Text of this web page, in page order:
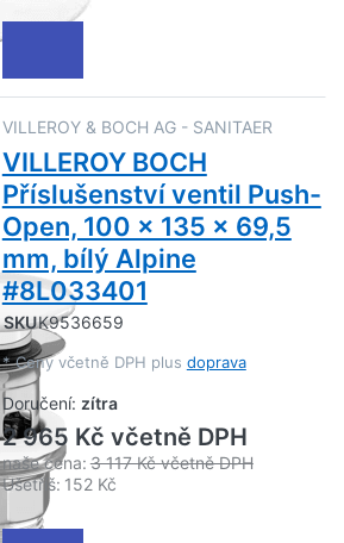
VILLEROY & BOCH AG - SANITAER
VILLEROY BOCH
Příslušenství ventil Push-
Open, 100 x 135 x 69,5
mm, bílý Alpine
#8L033401
SKUK9536659
* Ceny včetně DPH plus doprava
Doručení: zítra
2 965 Kč včetně DPH
naše cena: 3 117 Kč včetně DPH
Ušetříš: 152 Kč